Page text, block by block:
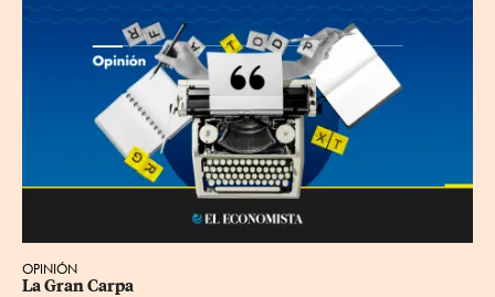
OPINIÓN
La Gran Carpa